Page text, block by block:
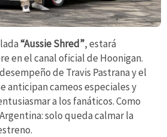
“Aussie Shred”, estará
en el canal oficial de Hoonigan.
de Travis Pastrana y el
anticipan cameos especiales y
a los fanáticos. Como
solo queda calmar la